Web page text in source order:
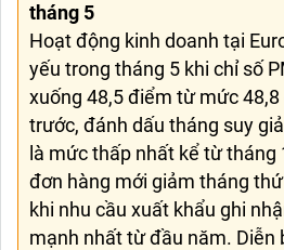
tháng 5
Hoạt động kinh doanh tại
yếu trong tháng 5 khi chỉ số
xuống 48,5 điểm từ mức
trước, đánh dấu tháng suy
là mức thấp nhất kể từ
đơn hàng mới giảm tháng
khi nhu cầu xuất khẩu ghi
mạnh nhất từ đầu năm. Diễn